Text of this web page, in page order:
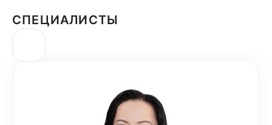
СПЕЦИАЛИСТЫ